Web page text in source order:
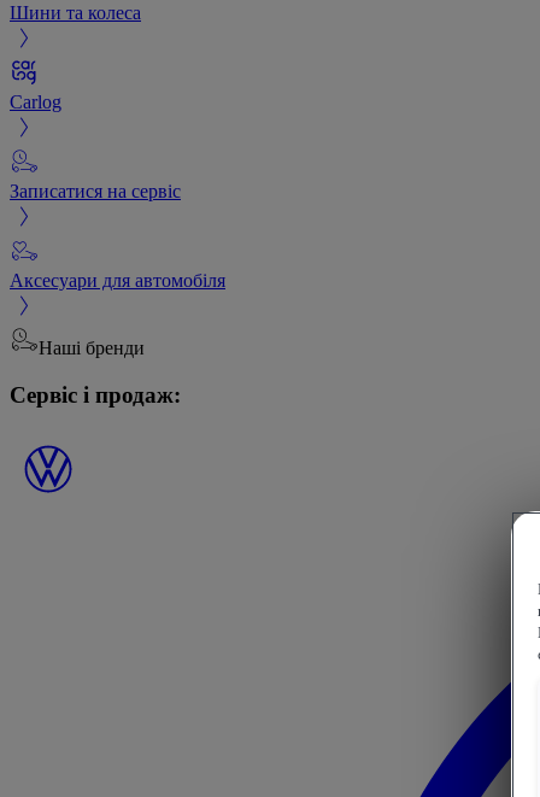
Шини та колеса
Carlog
Записатися на сервіс
Аксесуари для автомобіля
Наші бренди
Сервіс і продаж: